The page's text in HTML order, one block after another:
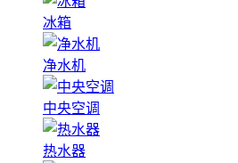
冰箱
净水机
中央空调
热水器